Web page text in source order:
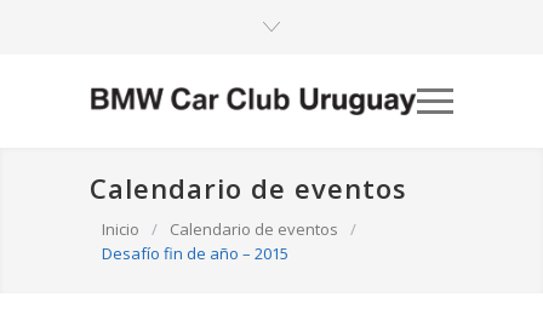
Calendario de eventos
Inicio / Calendario de eventos
/
Desafío fin de año – 2015